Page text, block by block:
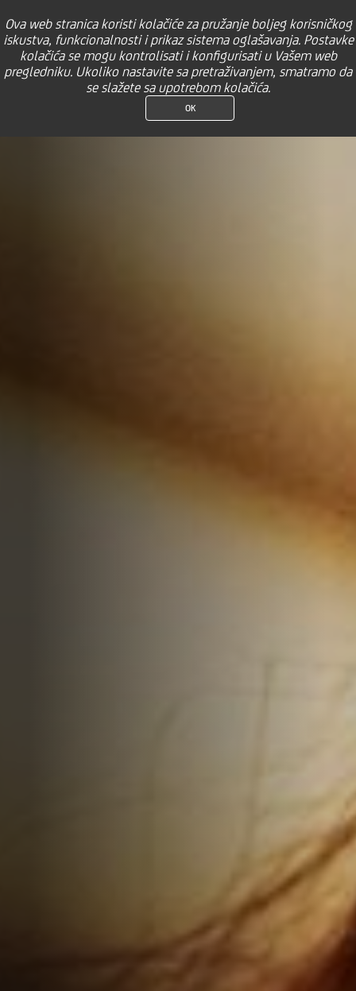
×
UniCredit Bank Banja Luka
BESPLATNO Preuzmi na Google Play
POGLEDAJ
Ova web stranica koristi kolačiće za pružanje boljeg korisničkog
iskustva, funkcionalnosti i prikaz sistema oglašavanja. Postavke
kolačića se mogu kontrolisati i konfigurisati u Vašem web
pregledniku. Ukoliko nastavite sa pretraživanjem, smatramo da
se slažete sa upotrebom kolačića.
OK
Stanovništvo